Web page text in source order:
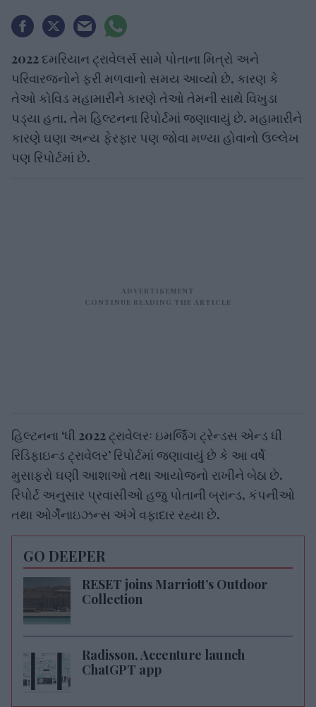
પરિવારજનોને ફરી મળવાનો સમય આવ્યો છે, કારણ કે
તેઓ કોવિડ મહામારીને કારણે તેઓ તેમની સાથે વિખુડા
પડ્યા હતા, તેમ હિલ્ટનના રિપોર્ટમાં જણાવાયું છે. મહામારીને
કારણે ઘણા અન્ય ફેરફાર પણ જોવા મળ્યા હોવાનો ઉલ્લેખ
પણ રિપોર્ટમાં છે.
રિડિફાઇન્ડ ટ્રાવેલર’ રિપોર્ટમાં જણાવાયું છે કે આ વર્ષે
મુસાફરો ઘણી આશાઓ તથા આયોજનો રાખીને બેઠા છે.
રિપોર્ટ અનુસાર પ્રવાસીઓ હજુ પોતાની બ્રાન્ડ, કંપનીઓ
તથા ઓર્ગેનાઇઝન્સ અંગે વફાદાર રહ્યા છે.
GO DEEPER
RESET joins Marriott’s Outdoor
Collection
Radisson, Accenture launch
ChatGPT app